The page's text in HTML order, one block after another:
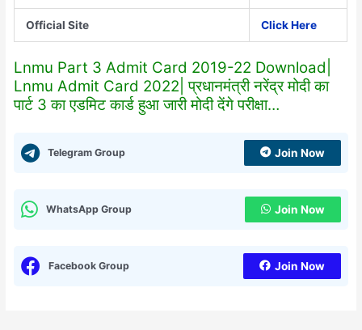
Official Site Click Here
Lnmu Part 3 Admit Card 2019-22 Download|
Lnmu Admit Card 2022| प्रधानमंत्री नरेंद्र मोदी का
पार्ट 3 का एडमिट कार्ड हुआ जारी मोदी देंगे परीक्षा…
Telegram Group Join Now
WhatsApp Group Join Now
Facebook Group Join Now